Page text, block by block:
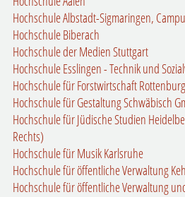
Hochschule Albstadt-Sigmaringen,
Hochschule Biberach
Hochschule der Medien Stuttgart
Hochschule Esslingen - Technik und
Hochschule für Forstwirtschaft Rottenburg
Hochschule für Gestaltung Schwäbisch
Hochschule für Jüdische Studien
Rechts)
Hochschule für Musik Karlsruhe
Hochschule für öffentliche Verwaltung
Hochschule für öffentliche Verwaltung